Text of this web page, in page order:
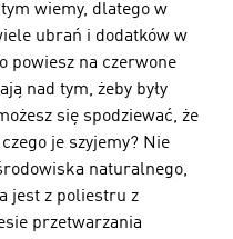
wiemy, dlatego w
ubrań i dodatków w
powiesz na czerwone
nad tym, żeby były
się spodziewać, że
je szyjemy? Nie
naturalnego,
jest z poliestru z
przetwarzania